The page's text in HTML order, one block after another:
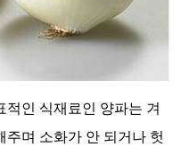
적인 식재료인 양파는 겨
주며 소화가 안 되거나 헛